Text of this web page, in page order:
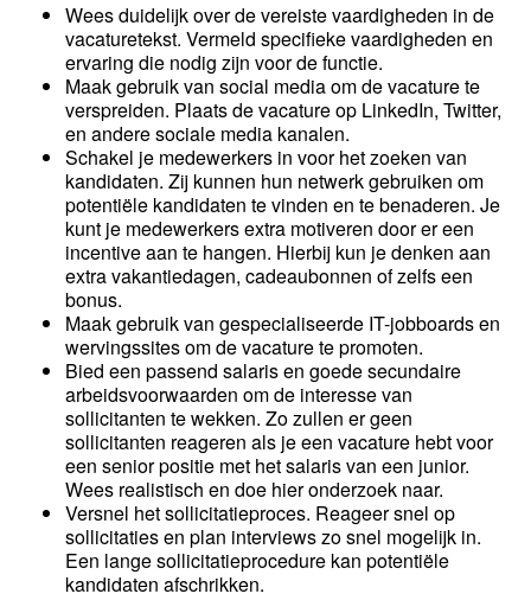
Wees duidelijk over de vereiste vaardigheden in de
vacaturetekst. Vermeld specifieke vaardigheden en
ervaring die nodig zijn voor de functie.
Maak gebruik van social media om de vacature te
verspreiden. Plaats de vacature op LinkedIn, Twitter,
en andere sociale media kanalen.
Schakel je medewerkers in voor het zoeken van
kandidaten. Zij kunnen hun netwerk gebruiken om
potentiële kandidaten te vinden en te benaderen. Je
kunt je medewerkers extra motiveren door er een
incentive aan te hangen. Hierbij kun je denken aan
extra vakantiedagen, cadeaubonnen of zelfs een
bonus.
Maak gebruik van gespecialiseerde IT-jobboards en
wervingssites om de vacature te promoten.
Bied een passend salaris en goede secundaire
arbeidsvoorwaarden om de interesse van
sollicitanten te wekken. Zo zullen er geen
sollicitanten reageren als je een vacature hebt voor
een senior positie met het salaris van een junior.
Wees realistisch en doe hier onderzoek naar.
Versnel het sollicitatieproces. Reageer snel op
sollicitaties en plan interviews zo snel mogelijk in.
Een lange sollicitatieprocedure kan potentiële
kandidaten afschrikken.